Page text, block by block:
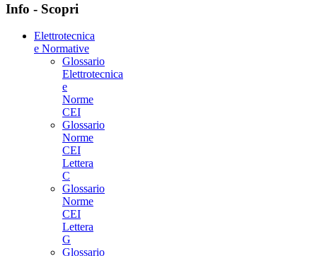
Info - Scopri
Elettrotecnica
e Normative
Glossario
Elettrotecnica
e
Norme
CEI
Glossario
Norme
CEI
Lettera
C
Glossario
Norme
CEI
Lettera
G
Glossario